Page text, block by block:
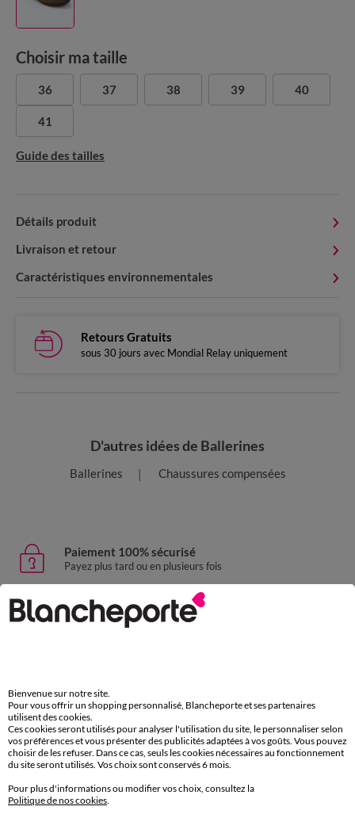
Choisir ma taille
36 37 38 39 40
41
Guide des tailles
Détails produit
Livraison et retour
Caractéristiques environnementales
Retours Gratuits
sous 30 jours avec Mondial Relay uniquement
D'autres idées de Ballerines
Ballerines Chaussures compensées
Paiement 100% sécurisé
Payez plus tard ou en plusieurs fois
Livraison express
domicile, relais, consignes automatiques
Service clients
par chat et par téléphone
de 8h00 à 20h00 du lundi au samedi
Bienvenue sur notre site.
Pour vous offrir un shopping personnalisé, Blancheporte et ses partenaires
utilisent des cookies.
Ces cookies seront utilisés pour analyser l'utilisation du site, le personnaliser selon
vos préférences et vous présenter des publicités adaptées à vos goûts. Vous pouvez
choisir de les refuser. Dans ce cas, seuls les cookies nécessaires au fonctionnement
du site seront utilisés. Vos choix sont conservés 6 mois.
Pour plus d'informations ou modifier vos choix, consultez la
Politique de nos cookies.